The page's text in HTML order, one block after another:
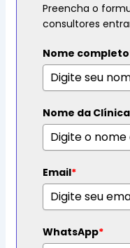
Preencha o
consultores
Nome completo
Nome da Clínica
Email*
WhatsApp*